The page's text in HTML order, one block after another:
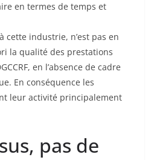
en termes de temps et
cette industrie, n’est pas en
la qualité des prestations
en l’absence de cadre
En conséquence les
leur activité principalement
pas de